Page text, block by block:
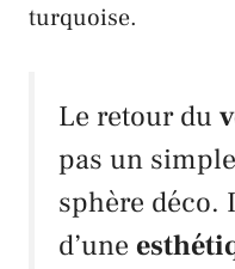
turquoise.
Le retour du
pas un
sphère déco.
d’une